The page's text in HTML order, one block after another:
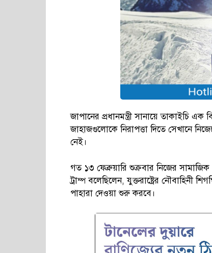
জাপানের প্রধানমন্ত্রী সানায়ে তাকাইচি
জাহাজগুলোকে নিরাপত্তা দিতে সেখানে
নেই।
গত ১৩ ফেব্রুয়ারি শুক্রবার নিজের
ট্রাম্প বলেছিলেন, যুক্তরাষ্ট্রের নৌবাহিনী
পাহারা দেওয়া শুরু করবে।